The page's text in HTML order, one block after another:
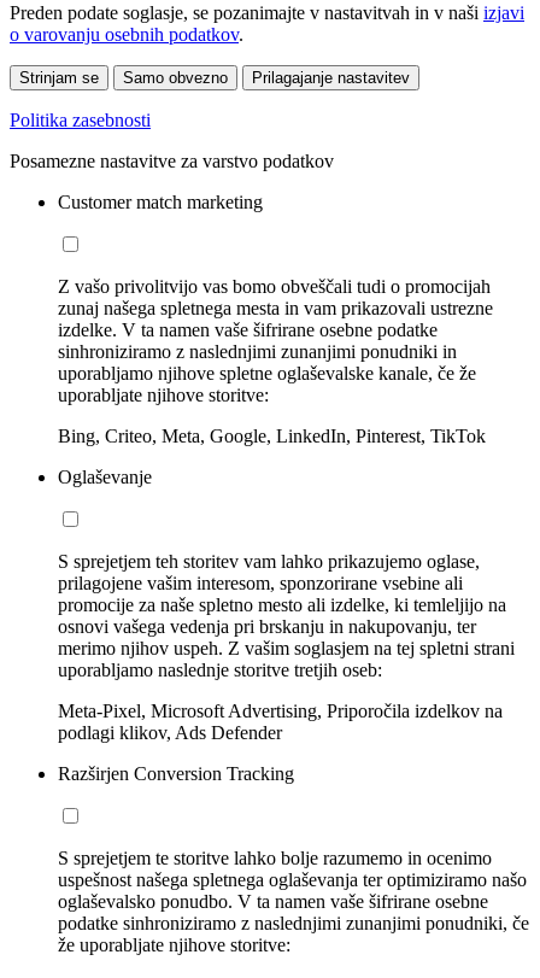
Preden podate soglasje, se pozanimajte v nastavitvah in v naši izjavi
o varovanju osebnih podatkov.
Strinjam se Samo obvezno Prilagajanje nastavitev
Politika zasebnosti
Posamezne nastavitve za varstvo podatkov
Customer match marketing
Z vašo privolitvijo vas bomo obveščali tudi o promocijah
zunaj našega spletnega mesta in vam prikazovali ustrezne
izdelke. V ta namen vaše šifrirane osebne podatke
sinhroniziramo z naslednjimi zunanjimi ponudniki in
uporabljamo njihove spletne oglaševalske kanale, če že
uporabljate njihove storitve:
Bing, Criteo, Meta, Google, LinkedIn, Pinterest, TikTok
Oglaševanje
S sprejetjem teh storitev vam lahko prikazujemo oglase,
prilagojene vašim interesom, sponzorirane vsebine ali
promocije za naše spletno mesto ali izdelke, ki temleljijo na
osnovi vašega vedenja pri brskanju in nakupovanju, ter
merimo njihov uspeh. Z vašim soglasjem na tej spletni strani
uporabljamo naslednje storitve tretjih oseb:
Meta-Pixel, Microsoft Advertising, Priporočila izdelkov na
podlagi klikov, Ads Defender
Razširjen Conversion Tracking
S sprejetjem te storitve lahko bolje razumemo in ocenimo
uspešnost našega spletnega oglaševanja ter optimiziramo našo
oglaševalsko ponudbo. V ta namen vaše šifrirane osebne
podatke sinhroniziramo z naslednjimi zunanjimi ponudniki, če
že uporabljate njihove storitve: